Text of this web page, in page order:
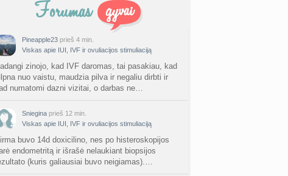
Pineapple23 prieš 4 min.
Viskas apie IUI, IVF ir ovuliacijos stimuliaciją
zinojo, kad IVF daromas, tai pasakiau, kad
nuo vaistu, maudzia pilva ir negaliu dirbti ir
numatomi dazni vizitai, o darbas ne…
Sniegina prieš 12 min.
Viskas apie IUI, IVF ir ovuliacijos stimuliaciją
buvo 14d doxicilino, nes po histeroskopijos
endometritą ir išrašė nelaukiant biopsijos
(kuris galiausiai buvo neigiamas).…